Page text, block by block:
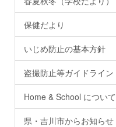
保健だより
いじめ防止の基本方針
盗撮防止等ガイドライン
Home & School について
県・吉川市からお知らせ